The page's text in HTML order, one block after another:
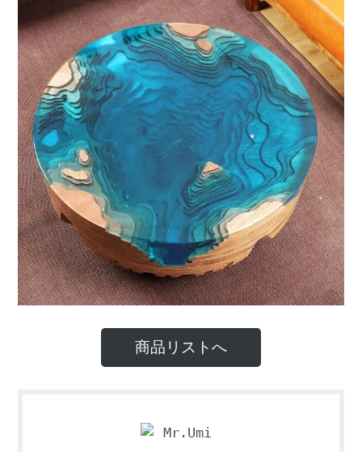
商品リストへ